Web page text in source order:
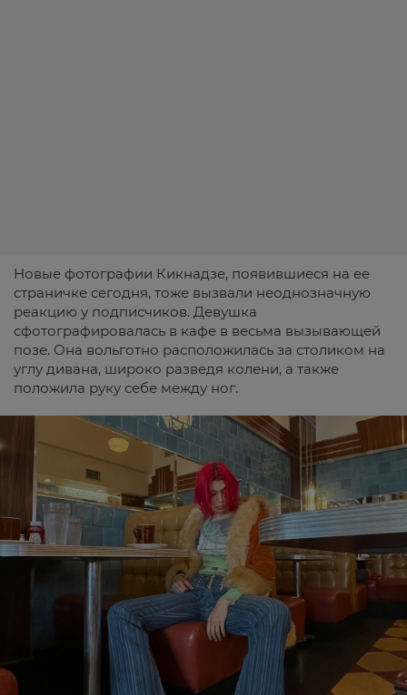
Новые фотографии Кикнадзе, появившиеся на ее
страничке сегодня, тоже вызвали неоднозначную
реакцию у подписчиков. Девушка
сфотографировалась в кафе в весьма вызывающей
позе. Она вольготно расположилась за столиком на
углу дивана, широко разведя колени, а также
положила руку себе между ног.